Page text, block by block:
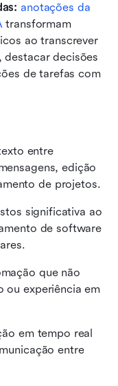
anotações da
transformam
ao transcrever
destacar decisões
de tarefas com
entre
edição
de projetos.
significativa ao
de software
que não
ou experiência em
em tempo real
que eliminam barreiras de comunicação entre